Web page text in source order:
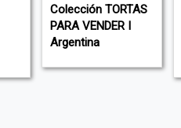
Colección TORTAS
PARA VENDER I
Argentina